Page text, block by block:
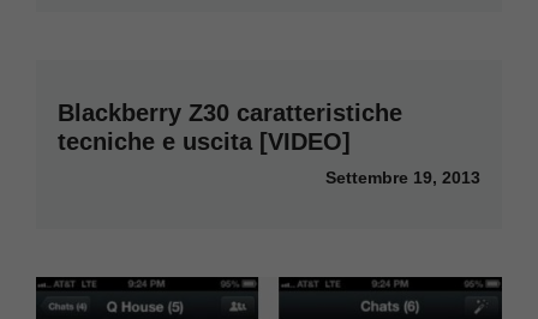
Blackberry Z30 caratteristiche
tecniche e uscita [VIDEO]
Settembre 19, 2013